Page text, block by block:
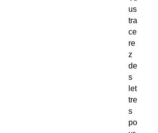
us
tra
ce
re
z
de
s
let
tre
s
po